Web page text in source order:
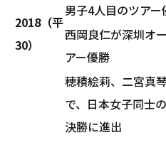
2018（平
30）
男子4人目のツアー
西岡良仁が深圳オ
アー優勝
穂積絵莉、二宮真
で、日本女子同士
決勝に進出